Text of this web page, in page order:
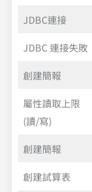
JDBC連接
JDBC 連接失敗
創建簡報
屬性讀取上限
(讀/寫)
創建簡報
創建試算表